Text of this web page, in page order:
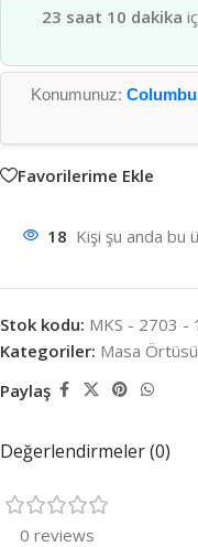
23 saat 10 dakika
Konumunuz:
Favorilerime Ekle
18 Kişi şu anda bu
Stok kodu: MKS - 2703 -
Kategoriler: Masa Örtüsü
Paylaş
Değerlendirmeler (0)
0 reviews